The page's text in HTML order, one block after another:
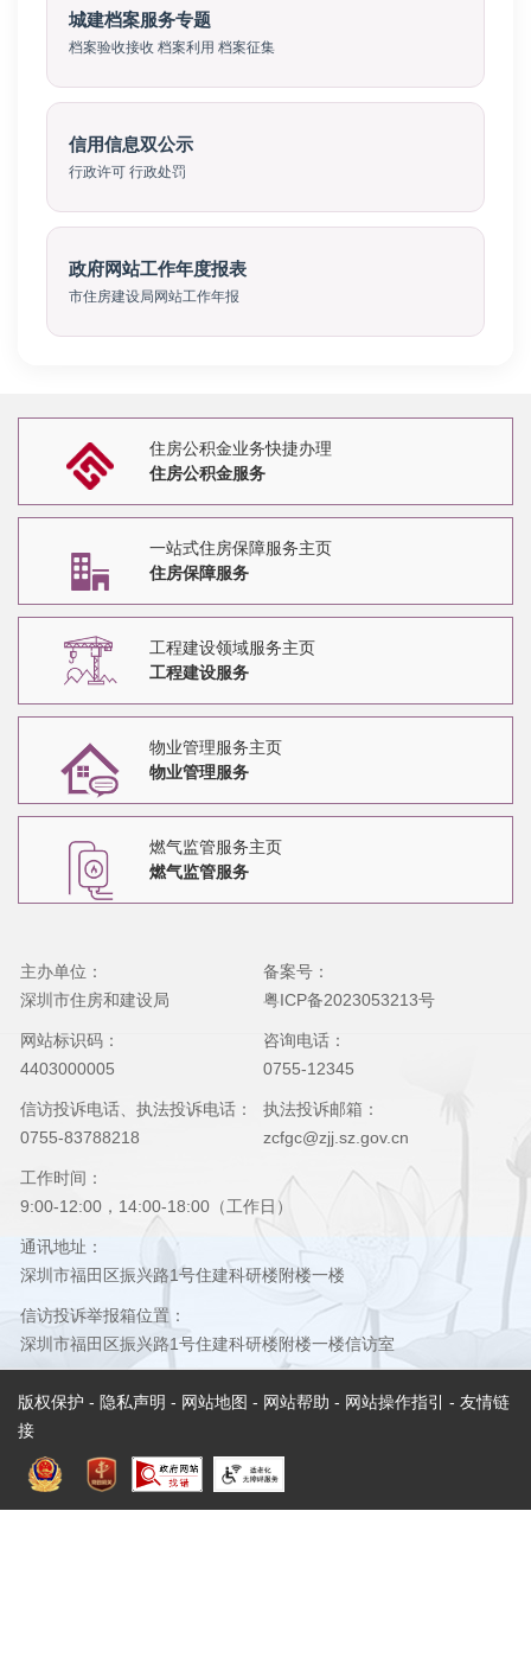
城建档案服务专题
档案验收接收 档案利用 档案征集
信用信息双公示
行政许可 行政处罚
政府网站工作年度报表
市住房建设局网站工作年报
住房公积金业务快捷办理
住房公积金服务
一站式住房保障服务主页
住房保障服务
工程建设领域服务主页
工程建设服务
物业管理服务主页
物业管理服务
燃气监管服务主页
燃气监管服务
主办单位：
深圳市住房和建设局
备案号：
粤ICP备2023053213号
网站标识码：
4403000005
咨询电话：
0755-12345
信访投诉电话、执法投诉电话：
0755-83788218
执法投诉邮箱：
zcfgc@zjj.sz.gov.cn
工作时间：
9:00-12:00，14:00-18:00（工作日）
通讯地址：
深圳市福田区振兴路1号住建科研楼附楼一楼
信访投诉举报箱位置：
深圳市福田区振兴路1号住建科研楼附楼一楼信访室
版权保护 - 隐私声明 - 网站地图 - 网站帮助 - 网站操作指引
- 友情链
接